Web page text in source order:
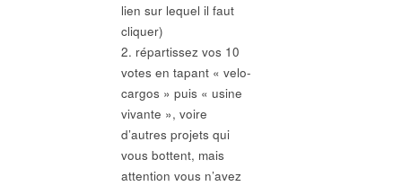
lien sur lequel il faut
cliquer)
2. répartissez vos 10
votes en tapant « velo-
cargos » puis « usine
vivante », voire
d’autres projets qui
vous bottent, mais
attention vous n’avez